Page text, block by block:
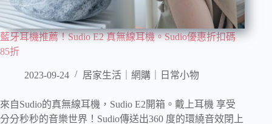
藍牙耳機推薦！Sudio E2 真無線耳機。Sudio優惠折扣碼
85折
2023-09-24 居家生活｜網購｜日常小物
來自Sudio的真無線耳機，Sudio E2開箱。戴上耳機 享受
分分秒秒的音樂世界！Sudio傳送出360 度的環繞音效閉上